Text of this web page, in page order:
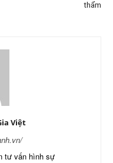
thẩm
Việt
tư vấn hình sự